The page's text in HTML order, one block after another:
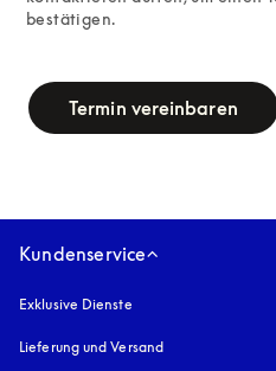
bestätigen.
Termin vereinbaren
Kundenservice
Exklusive Dienste
Lieferung und Versand